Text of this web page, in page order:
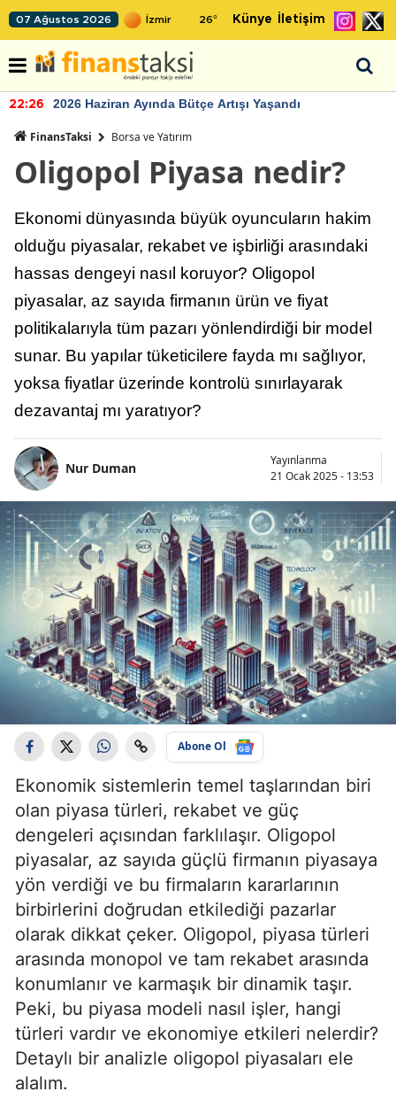
07 Ağustos 2026 26° Künye İletişim
22:26 2026 Haziran Ayında Bütçe Artışı Yaşandı
FinansTaksi Borsa ve Yatırım
Oligopol Piyasa nedir?
Ekonomi dünyasında büyük oyuncuların hakim
olduğu piyasalar, rekabet ve işbirliği arasındaki
hassas dengeyi nasıl koruyor? Oligopol
piyasalar, az sayıda firmanın ürün ve fiyat
politikalarıyla tüm pazarı yönlendirdiği bir model
sunar. Bu yapılar tüketicilere fayda mı sağlıyor,
yoksa fiyatlar üzerinde kontrolü sınırlayarak
dezavantaj mı yaratıyor?
Nur Duman
Yayınlanma
21 Ocak 2025 - 13:53
Abone Ol
Ekonomik sistemlerin temel taşlarından biri
olan piyasa türleri, rekabet ve güç
dengeleri açısından farklılaşır. Oligopol
piyasalar, az sayıda güçlü firmanın piyasaya
yön verdiği ve bu firmaların kararlarının
birbirlerini doğrudan etkilediği pazarlar
olarak dikkat çeker. Oligopol, piyasa türleri
arasında monopol ve tam rekabet arasında
konumlanır ve karmaşık bir dinamik taşır.
Peki, bu piyasa modeli nasıl işler, hangi
türleri vardır ve ekonomiye etkileri nelerdir?
Detaylı bir analizle oligopol piyasaları ele
alalım.